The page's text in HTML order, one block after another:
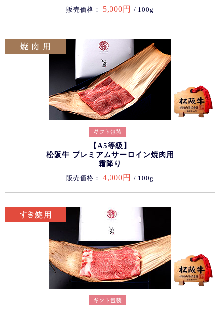
販売価格： 5,000円 / 100g
【A5等級】
松阪牛 プレミアムサーロイン焼肉用
霜降り
販売価格： 4,000円 / 100g